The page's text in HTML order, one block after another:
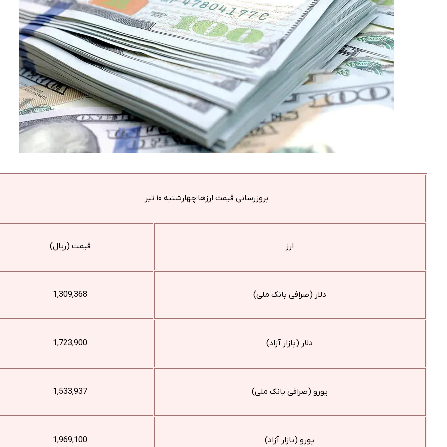
بروزرسانی قیمت ارزها:چهارشنبه ۱۰ تیر
ارز قیمت (ریال)
دلار (صرافی بانک ملی) 1,309,368
دلار (بازار آزاد) 1,723,900
یورو (صرافی بانک ملی) 1,533,937
یورو (بازار آزاد) 1,969,100